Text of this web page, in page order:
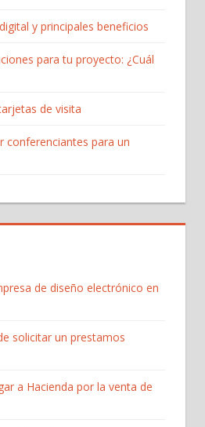
y principales beneficios
para tu proyecto: ¿Cuál
de visita
conferenciantes para un
de diseño electrónico en
solicitar un prestamos
a Hacienda por la venta de